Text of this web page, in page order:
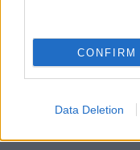
CONFIRM
Data Deletion